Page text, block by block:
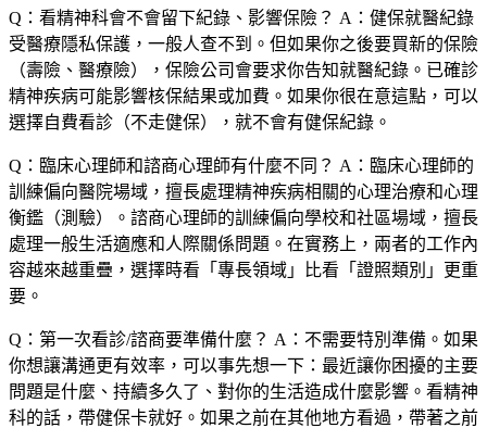
Q：看精神科會不會留下紀錄、影響保險？ A：健保就醫紀錄
受醫療隱私保護，一般人查不到。但如果你之後要買新的保險
（壽險、醫療險），保險公司會要求你告知就醫紀錄。已確診
精神疾病可能影響核保結果或加費。如果你很在意這點，可以
選擇自費看診（不走健保），就不會有健保紀錄。
Q：臨床心理師和諮商心理師有什麼不同？ A：臨床心理師的
訓練偏向醫院場域，擅長處理精神疾病相關的心理治療和心理
衡鑑（測驗）。諮商心理師的訓練偏向學校和社區場域，擅長
處理一般生活適應和人際關係問題。在實務上，兩者的工作內
容越來越重疊，選擇時看「專長領域」比看「證照類別」更重
要。
Q：第一次看診/諮商要準備什麼？ A：不需要特別準備。如果
你想讓溝通更有效率，可以事先想一下：最近讓你困擾的主要
問題是什麼、持續多久了、對你的生活造成什麼影響。看精神
科的話，帶健保卡就好。如果之前在其他地方看過，帶著之前